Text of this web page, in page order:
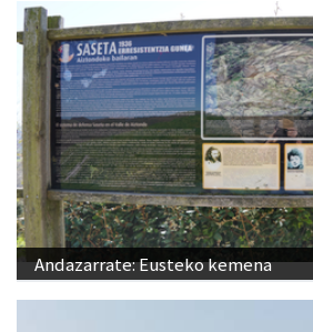
Andazarrate: Eusteko kemena